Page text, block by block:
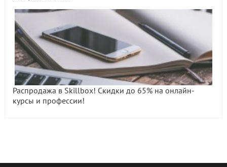
Распродажа в Skillbox! Скидки до 65% на онлайн-
курсы и профессии!